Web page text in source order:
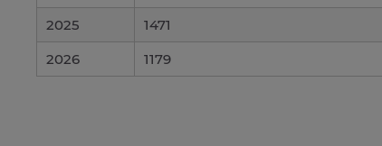
2025
1471
2026
1179